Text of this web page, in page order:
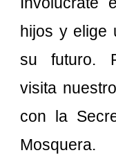
hijos y elige
su futuro.
visita
con la
Mosquera.